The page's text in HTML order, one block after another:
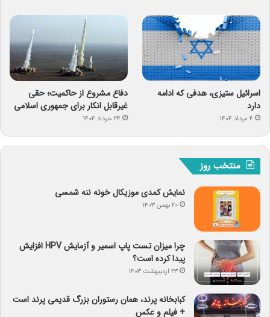
اسرائیل ستیزی، هدفی که ادامه
دارد
۴ مرداد ۱۴۰۴
دفاع مشروع از حاکمیت؛ حقی
غیرقابل انکار برای جمهوری اسلامی
۲۴ خرداد ۱۴۰۴
منتخب روز
نمایش کمدی موزیکال خونه ننه شمسی
۲۰ بهمن ۱۴۰۳
چرا میزان تست پاپ اسمیر و آزمایش HPV افزایش
پیدا کرده است؟
۲۳ اردیبهشت ۱۴۰۳
کبابخانه پرند، همان رستوران بزرگ قدیمی پرند است
+ فیلم و عکس